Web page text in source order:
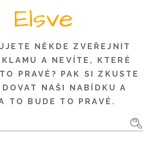
Elsve
NĚKDE ZVEŘEJNIT
A NEVÍTE, KTERÉ
PRAVÉ? PAK SI ZKUSTE
NAŠI NABÍDKU A
TO BUDE TO PRAVÉ.